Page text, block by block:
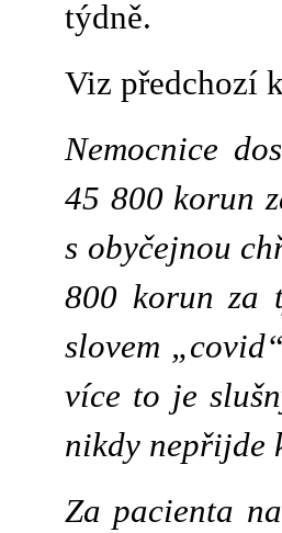
týdně.
Viz předchozí
Nemocnice
45 800 korun
s obyčejnou
800 korun za
slovem
více to je
nikdy nepřijde
Za pacienta